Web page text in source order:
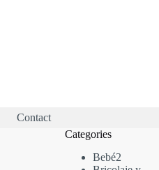
Contact
Categories
Bebé22